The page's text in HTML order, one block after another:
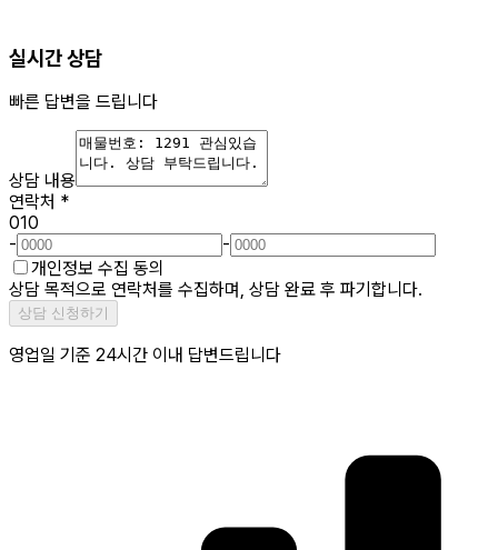
실시간 상담
빠른 답변을 드립니다
상담 내용
연락처 *
010
-
-
개인정보 수집 동의
상담 목적으로 연락처를 수집하며, 상담 완료 후 파기합니다.
상담 신청하기
영업일 기준 24시간 이내 답변드립니다